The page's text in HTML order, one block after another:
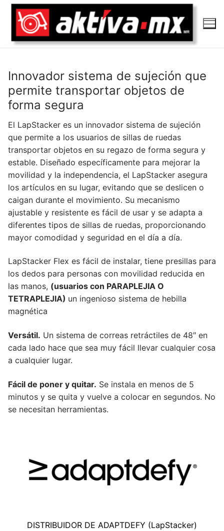
contenido
Innovador sistema de sujeción que
permite transportar objetos de
forma segura
El LapStacker es un innovador sistema de sujeción
que permite a los usuarios de sillas de ruedas
transportar objetos en su regazo de forma segura y
estable. Diseñado específicamente para mejorar la
movilidad y la independencia, el LapStacker asegura
los artículos en su lugar, evitando que se deslicen o
caigan durante el movimiento. Su mecanismo
ajustable y resistente es fácil de usar y se adapta a
diferentes tipos de sillas de ruedas, proporcionando
mayor comodidad y seguridad en el día a día.
LapStacker Flex es fácil de instalar, tiene presillas para
los dedos para personas con movilidad reducida en
las manos, (usuarios con PARAPLEJIA O
TETRAPLEJIA) un ingenioso sistema de hebilla
magnética
Versátil. Un sistema de correas retráctiles de 48″ en
cada lado hace que sea muy fácil llevar cualquier cosa
a cualquier lugar.
Fácil de poner y quitar. Se instala en menos de 5
minutos y se quita y vuelve a colocar en segundos. No
se necesitan herramientas.
DISTRIBUIDOR DE ADAPTDEFY (LapStacker)